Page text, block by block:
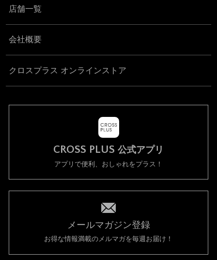
店舗一覧
会社概要
クロスプラス オンラインストア
CROSS PLUS 公式アプリ
アプリで便利、おしゃれをプラス！
メールマガジン登録
お得な情報満載のメルマガを毎週お届け！